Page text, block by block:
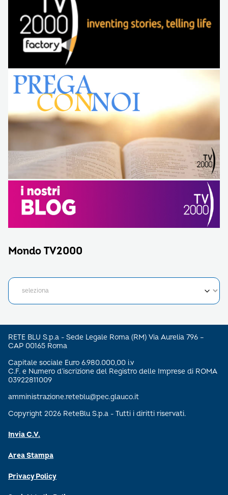
Mondo TV2000
RETE BLU S.p.a - Sede Legale Roma (RM) Via Aurelia 796 –
CAP 00165 Roma
Capitale sociale Euro 6.980.000,00 i.v
C.F. e Numero d’iscrizione del Registro delle Imprese di ROMA
03922811009
amministrazione.reteblu@pec.glauco.it
Copyright 2026 ReteBlu S.p.a - Tutti i diritti riservati.
Invia C.V.
Area Stampa
Privacy Policy